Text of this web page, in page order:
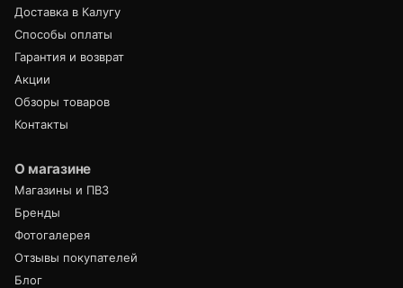
Доставка в Калугу
Способы оплаты
Гарантия и возврат
Акции
Обзоры товаров
Контакты
О магазине
Магазины и ПВЗ
Бренды
Фотогалерея
Отзывы покупателей
Блог